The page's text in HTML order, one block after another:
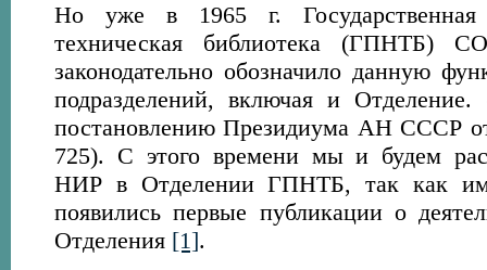
Но уже в 1965 г. Государственная
техническая библиотека
законодательно обозначило данную
подразделений, включая и
постановлению Президиума АН СССР
725). C этого времени мы и будем
НИР в Отделении ГПНТБ, так как
появились первые публикации о
Отделения [1].